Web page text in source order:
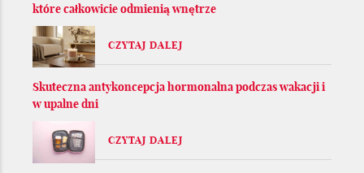
które całkowicie odmienią wnętrze
CZYTAJ DALEJ
Skuteczna antykoncepcja hormonalna podczas wakacji i
w upalne dni
CZYTAJ DALEJ